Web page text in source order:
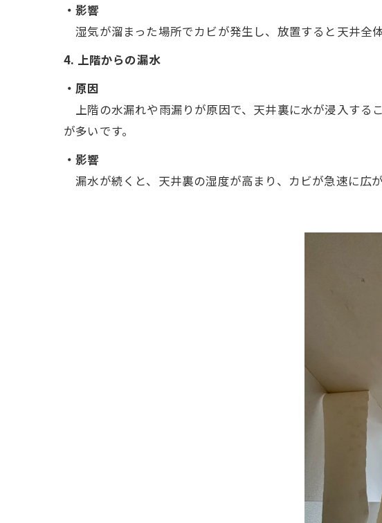
・影響
湿気が溜まった場所でカビが発生し、放置すると天井全体
4. 上階からの漏水
・原因
上階の水漏れや雨漏りが原因で、天井裏に水が浸入する
が多いです。
・影響
漏水が続くと、天井裏の湿度が高まり、カビが急速に広が